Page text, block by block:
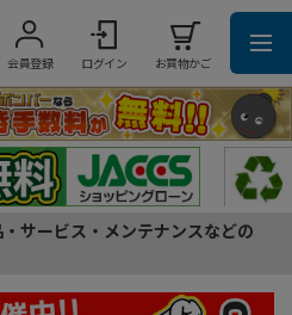
会員登録 ログイン お買物かご
サービス・メンテナンスなどの